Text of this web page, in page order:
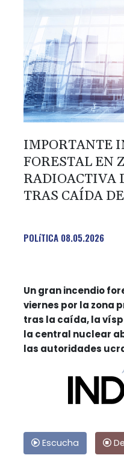
IMPORTANTE
FORESTAL EN
RADIOACTIVA
TRAS CAÍDA
POLíTICA 08.05.2026
Un gran incendio
viernes por la zona
tras la caída, la
la central nuclear
las autoridades
Escucha